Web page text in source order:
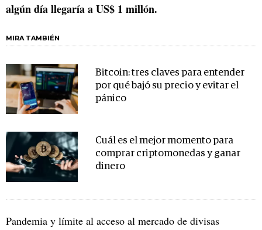
algún día llegaría a US$ 1 millón.
MIRA TAMBIÉN
Bitcoin: tres claves para entender
por qué bajó su precio y evitar el
pánico
Cuál es el mejor momento para
comprar criptomonedas y ganar
dinero
Pandemia y límite al acceso al mercado de divisas